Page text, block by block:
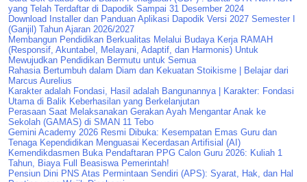
yang Telah Terdaftar di Dapodik Sampai 31 Desember 2024
Download Installer dan Panduan Aplikasi Dapodik Versi 2027 Semester I
(Ganjil) Tahun Ajaran 2026/2027
Membangun Pendidikan Berkualitas Melalui Budaya Kerja RAMAH
(Responsif, Akuntabel, Melayani, Adaptif, dan Harmonis) Untuk
Mewujudkan Pendidikan Bermutu untuk Semua
Rahasia Bertumbuh dalam Diam dan Kekuatan Stoikisme | Belajar dari
Marcus Aurelius
Karakter adalah Fondasi, Hasil adalah Bangunannya | Karakter: Fondasi
Utama di Balik Keberhasilan yang Berkelanjutan
Perasaan Saat Melaksanakan Gerakan Ayah Mengantar Anak ke
Sekolah (GAMAS) di SMAN 11 Tebo
Gemini Academy 2026 Resmi Dibuka: Kesempatan Emas Guru dan
Tenaga Kependidikan Menguasai Kecerdasan Artifisial (AI)
Kemendikdasmen Buka Pendaftaran PPG Calon Guru 2026: Kuliah 1
Tahun, Biaya Full Beasiswa Pemerintah!
Pensiun Dini PNS Atas Permintaan Sendiri (APS): Syarat, Hak, dan Hal